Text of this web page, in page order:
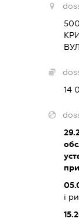
14
і